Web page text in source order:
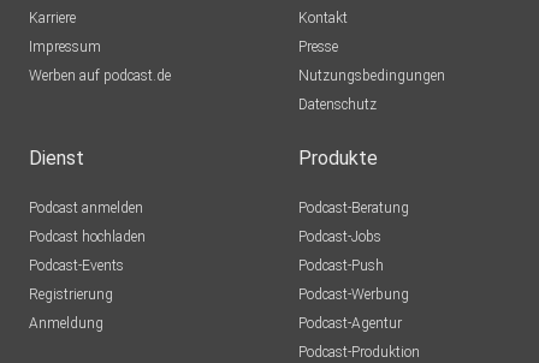
Karriere
Impressum
Werben auf podcast.de
Kontakt
Presse
Nutzungsbedingungen
Datenschutz
Dienst
Podcast anmelden
Podcast hochladen
Podcast-Events
Registrierung
Anmeldung
Produkte
Podcast-Beratung
Podcast-Jobs
Podcast-Push
Podcast-Werbung
Podcast-Agentur
Podcast-Produktion